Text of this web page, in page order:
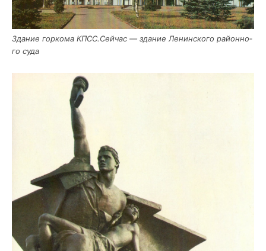
Зда­ние гор­ко­ма КПСС.Сейчас — зда­ние Ленин­ско­го рай­он­но­
го суда